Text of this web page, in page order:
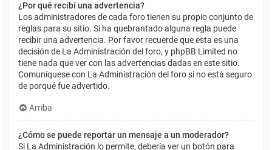
¿Por qué recibí una advertencia?
Los administradores de cada foro tienen su propio conjunto de
reglas para su sitio. Si ha quebrantado alguna regla puede
recibir una advertencia. Por favor recuerde que esta es una
decisión de La Administración del foro, y phpBB Limited no
tiene nada que ver con las advertencias dadas en este sitio.
Comuníquese con La Administración del foro si no está seguro
de porqué fue advertido.
Arriba
¿Cómo se puede reportar un mensaje a un moderador?
Si La Administración lo permite, debería ver un botón para